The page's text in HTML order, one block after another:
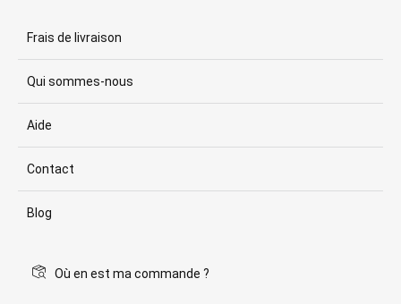
Frais de livraison
Qui sommes-nous
Aide
Contact
Blog
Où en est ma commande ?